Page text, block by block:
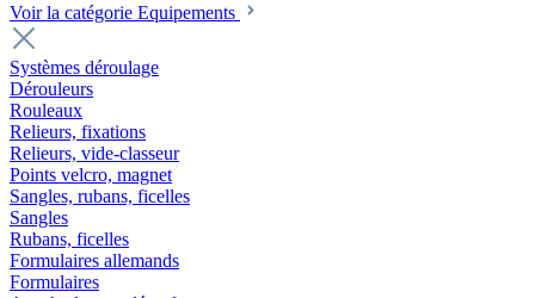
Voir la catégorie Equipements
Systèmes déroulage
Dérouleurs
Rouleaux
Relieurs, fixations
Relieurs, vide-classeur
Points velcro, magnet
Sangles, rubans, ficelles
Sangles
Rubans, ficelles
Formulaires allemands
Formulaires